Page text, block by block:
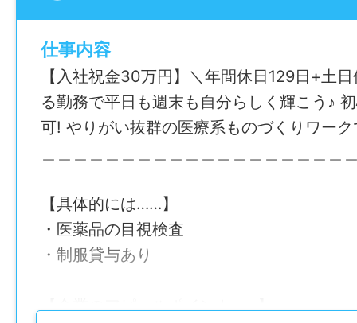
仕事内容
【入社祝金30万円】＼年間休日129日+土
る勤務で平日も週末も自分らしく輝こう♪
可! やりがい抜群の医療系ものづくりワー
【具体的には……】
・医薬品の目視検査
・制服貸与あり
【企業のアピールポイント……】